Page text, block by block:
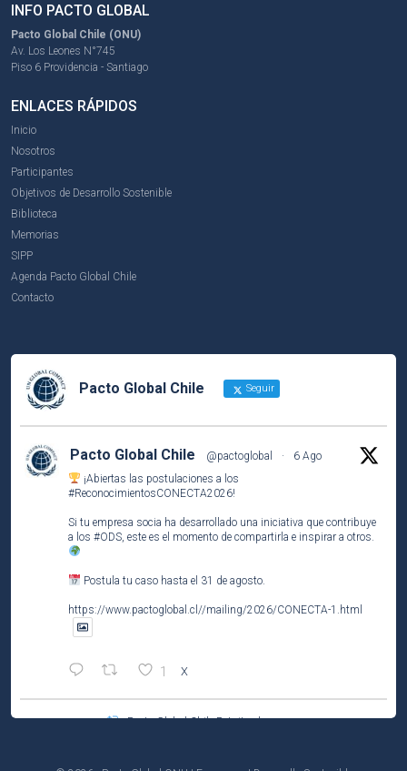
INFO PACTO GLOBAL
Pacto Global Chile (ONU)
Av. Los Leones N°745
Piso 6 Providencia - Santiago
ENLACES RÁPIDOS
Inicio
Nosotros
Participantes
Objetivos de Desarrollo Sostenible
Biblioteca
Memorias
SIPP
Agenda Pacto Global Chile
Contacto
Pacto Global Chile Seguir
Pacto Global Chile @pactoglobal ·
6 Ago
¡Abiertas las postulaciones a los
#ReconocimientosCONECTA2026!
Si tu empresa socia ha desarrollado una iniciativa que contribuye
a los #ODS , este es el momento de compartirla e inspirar a otros.
Postula tu caso hasta el 31 de agosto.
https://www.pactoglobal.cl//mailing/2026/CONECTA-1.html
1 X
Pacto Global Chile Retuiteado